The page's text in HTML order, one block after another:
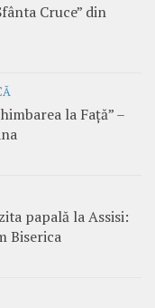
Cruce” din
la Față” –
papală la Assisi:
Biserica